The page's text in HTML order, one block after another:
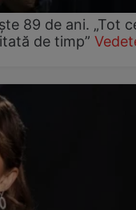
89 de ani. „Tot
de timp”